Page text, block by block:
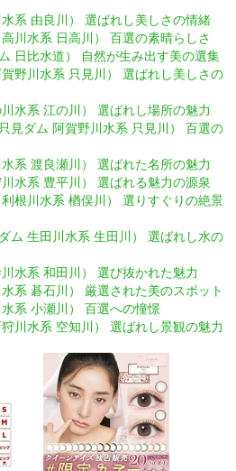
系 由良川） 選ばれし美しさの情緒
川水系 日高川） 百選の素晴らしさ
日比水道） 自然が生み出す美の選集
野川水系 只見川） 選ばれし美しさの
水系 江の川） 選ばれし場所の魅力
見ダム 阿賀野川水系 只見川） 百選の
系 渡良瀬川） 選ばれた名所の魅力
水系 豊平川） 選ばれる魅力の源泉
根川水系 楢俣川） 選りすぐりの絶景
ム 生田川水系 生田川） 選ばれし水の
水系 和田川） 選び抜かれた魅力
系 碁石川） 厳選された美のスポット
系 小瀬川） 百選への憧憬
川水系 空知川） 選ばれし景観の魅力